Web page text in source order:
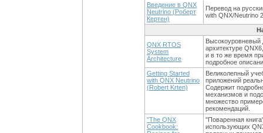
Введение в QNX
Neutrino (Роберт
Кертен)
Перевод на
with QNX/Neutrino
QNX RTOS
System
Architecture
Высокоуровневый
архитектуре
и в то же время
подробное
Getting Started
with QNX Neutrino
(Robert Krten)
Великолепный
приложений
Содержит
механизмов и
множество
рекомендаций.
"The QNX
Cookbook:
"Поваренная
использующих